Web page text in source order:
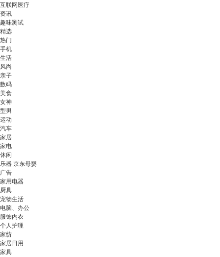
互联网医疗
资讯
趣味测试
精选
热门
手机
生活
风尚
亲子
数码
美食
女神
型男
运动
汽车
家居
家电
休闲
乐器 京东母婴
广告
家用电器
厨具
宠物生活
电脑、办公
服饰内衣
个人护理
家纺
家居日用
家具